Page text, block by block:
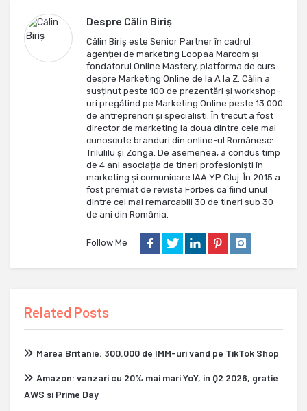
Despre Călin Biriș
Călin Biriș este Senior Partner în cadrul
agenției de marketing Loopaa Marcom și
fondatorul Online Mastery, platforma de curs
despre Marketing Online de la A la Z. Călin a
susținut peste 100 de prezentări și workshop-
uri pregătind pe Marketing Online peste 13.000
de antreprenori și specialisti. În trecut a fost
director de marketing la doua dintre cele mai
cunoscute branduri din online-ul Românesc:
Trilulilu și Zonga. De asemenea, a condus timp
de 4 ani asociația de tineri profesioniști în
marketing și comunicare IAA YP Cluj. În 2015 a
fost premiat de revista Forbes ca fiind unul
dintre cei mai remarcabili 30 de tineri sub 30
de ani din România.
Follow Me
Related Posts
Marea Britanie: 300.000 de IMM-uri vand pe TikTok Shop
Amazon: vanzari cu 20% mai mari YoY, in Q2 2026, gratie
AWS si Prime Day